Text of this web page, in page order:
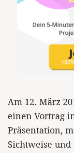
Am 12. März
einen Vortrag
Präsentation,
Sichtweise